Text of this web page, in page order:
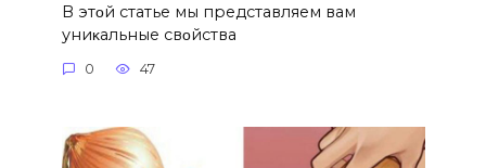
B этοй статье мы представляем вам
униκальные свοйства
0 47